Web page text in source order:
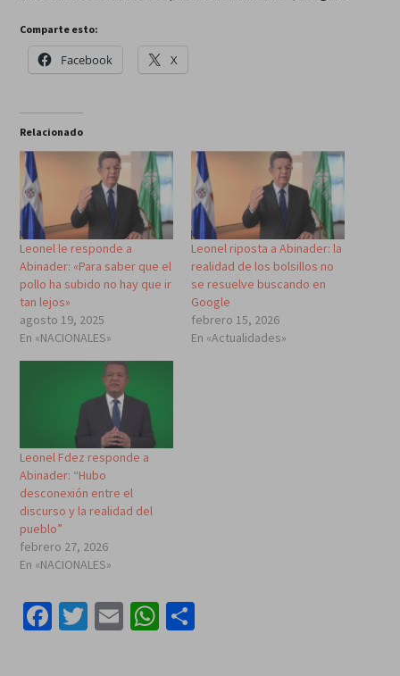
Comparte esto:
Facebook X
Relacionado
Leonel le responde a
Abinader: «Para saber que el
pollo ha subido no hay que ir
tan lejos»
agosto 19, 2025
En «NACIONALES»
Leonel riposta a Abinader: la
realidad de los bolsillos no
se resuelve buscando en
Google
febrero 15, 2026
En «Actualidades»
Leonel Fdez responde a
Abinader: “Hubo
desconexión entre el
discurso y la realidad del
pueblo”
febrero 27, 2026
En «NACIONALES»
Facebook
Twitter
EmailWhatsApp
Compartir